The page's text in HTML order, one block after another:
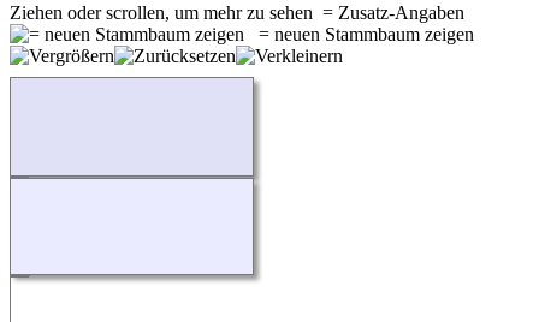
Ziehen oder scrollen, um mehr zu sehen = Zusatz-Angaben
= neuen Stammbaum zeigen